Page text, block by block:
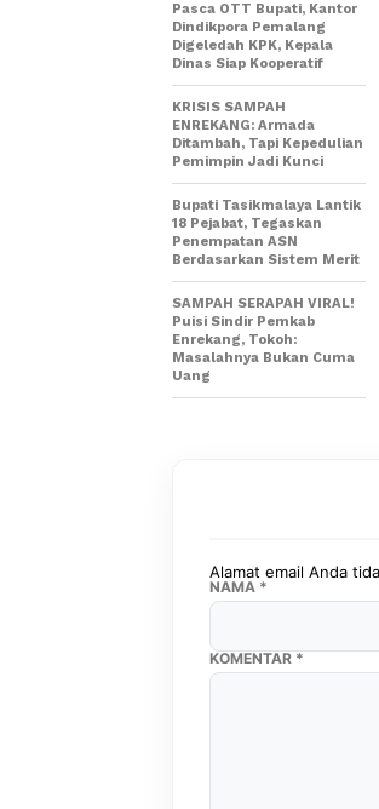
Pasca OTT Bupati, Kantor
Dindikpora Pemalang
Digeledah KPK, Kepala
Dinas Siap Kooperatif
KRISIS SAMPAH
ENREKANG: Armada
Ditambah, Tapi Kepedulian
Pemimpin Jadi Kunci
Bupati Tasikmalaya Lantik
18 Pejabat, Tegaskan
Penempatan ASN
Berdasarkan Sistem Merit
SAMPAH SERAPAH VIRAL!
Puisi Sindir Pemkab
Enrekang, Tokoh:
Masalahnya Bukan Cuma
Uang
Alamat email Anda
KOMENTAR *
NAMA *